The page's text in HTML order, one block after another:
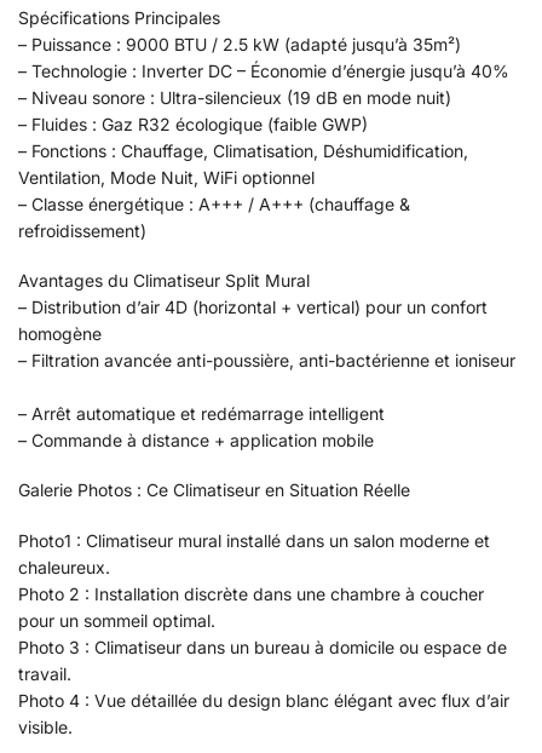
Spécifications Principales
– Puissance : 9000 BTU / 2.5 kW (adapté jusqu’à 35m²)
– Technologie : Inverter DC – Économie d’énergie jusqu’à 40%
– Niveau sonore : Ultra-silencieux (19 dB en mode nuit)
– Fluides : Gaz R32 écologique (faible GWP)
– Fonctions : Chauffage, Climatisation, Déshumidification,
Ventilation, Mode Nuit, WiFi optionnel
– Classe énergétique : A+++ / A+++ (chauffage &
refroidissement)
Avantages du Climatiseur Split Mural
– Distribution d’air 4D (horizontal + vertical) pour un confort
homogène
– Filtration avancée anti-poussière, anti-bactérienne et ioniseur
– Arrêt automatique et redémarrage intelligent
– Commande à distance + application mobile
Galerie Photos : Ce Climatiseur en Situation Réelle
Photo1 : Climatiseur mural installé dans un salon moderne et
chaleureux.
Photo 2 : Installation discrète dans une chambre à coucher
pour un sommeil optimal.
Photo 3 : Climatiseur dans un bureau à domicile ou espace de
travail.
Photo 4 : Vue détaillée du design blanc élégant avec flux d’air
visible.